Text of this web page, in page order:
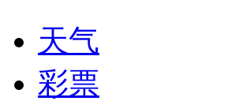
天气
彩票